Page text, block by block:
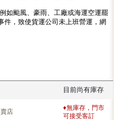
如颱風、豪雨、工廠或海運空運罷
件，致使貨運公司未上班營運，網
目前尚有庫存
店
♦無庫存，門市
可接受客訂